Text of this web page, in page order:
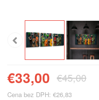
€33,00 €45,00
Cena bez DPH: €26,83